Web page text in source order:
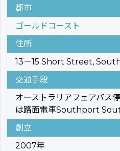
都市
ゴールドコースト
住所
13－15 Short Street,
交通手段
オーストラリアフェアバス
は路面電車Southport
創立
2007年